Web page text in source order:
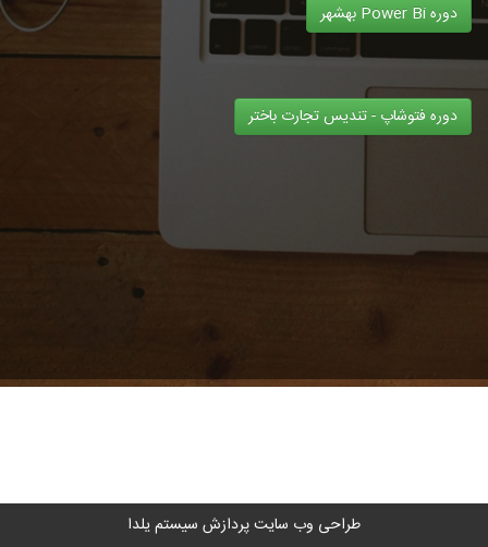
دوره Power Bi بهشهر
دوره فتوشاپ - تندیس تجارت باختر
طراحی وب سایتپردازش سیستم یلدا